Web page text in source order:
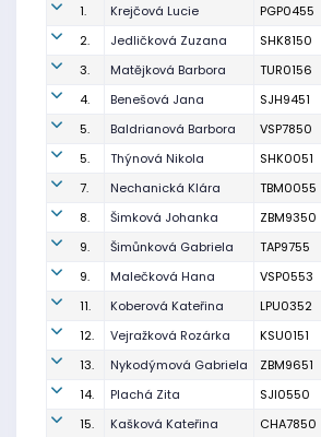
1.
Krejčová Lucie PGP0455
2.
Jedličková Zuzana SHK8150
3.
Matějková Barbora TUR0156
4.
Benešová Jana SJH9451
5.
Baldrianová Barbora VSP7850
5.
Thýnová Nikola SHK0051
7.
Nechanická Klára TBM0055
8.
Šimková Johanka ZBM9350
9.
Šimůnková Gabriela TAP9755
9.
Malečková Hana VSP0553
11.
Koberová Kateřina LPU0352
12.
Vejražková Rozárka KSU0151
13.
Nykodýmová Gabriela ZBM9651
14.
Plachá Zita SJI0550
15.
Kašková Kateřina CHA7850